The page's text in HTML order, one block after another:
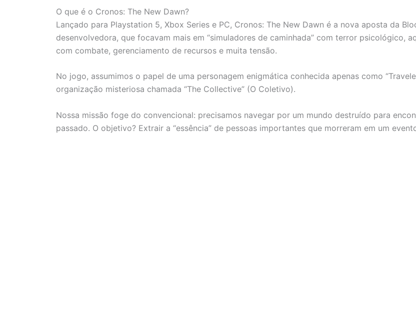
O que é o Cronos: The New Dawn?
Lançado para Playstation 5, Xbox Series e PC, Cronos: The New Dawn é a nova aposta da
desenvolvedora, que focavam mais em “simuladores de caminhada” com terror psicológico,
com combate, gerenciamento de recursos e muita tensão.
No jogo, assumimos o papel de uma personagem enigmática conhecida apenas como
organização misteriosa chamada “The Collective” (O Coletivo).
Nossa missão foge do convencional: precisamos navegar por um mundo destruído para
passado. O objetivo? Extrair a “essência” de pessoas importantes que morreram em um